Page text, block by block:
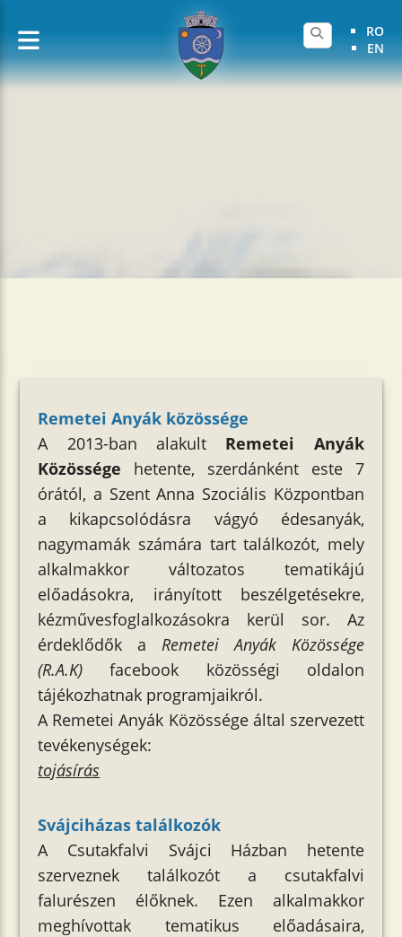
RO
EN
Remetei Anyák közössége
A 2013-ban alakult Remetei Anyák
Közössége hetente, szerdánként este 7
órától, a Szent Anna Szociális Központban
a kikapcsolódásra vágyó édesanyák,
nagymamák számára tart találkozót, mely
alkalmakkor változatos tematikájú
előadásokra, irányított beszélgetésekre,
kézművesfoglalkozásokra kerül sor. Az
érdeklődők a Remetei Anyák Közössége
(R.A.K) facebook közösségi oldalon
tájékozhatnak programjaikról.
A Remetei Anyák Közössége által szervezett
tevékenységek:
tojásírás
Svájciházas találkozók
A Csutakfalvi Svájci Házban hetente
szerveznek találkozót a csutakfalvi
falurészen élőknek. Ezen alkalmakkor
meghívottak tematikus előadásaira,